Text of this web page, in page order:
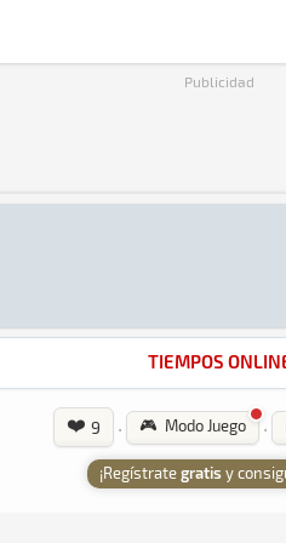
Publicidad
· Rallye La Nucía
TIEMPOS
❤️ 9 · 🎮 Modo Juego ·
¡Regístrategratis y